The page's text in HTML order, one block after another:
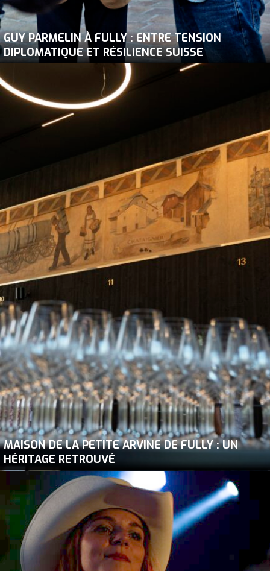
GUY PARMELIN À FULLY : ENTRE TENSION
DIPLOMATIQUE ET RÉSILIENCE SUISSE
MAISON DE LA PETITE ARVINE DE FULLY : UN
HÉRITAGE RETROUVÉ